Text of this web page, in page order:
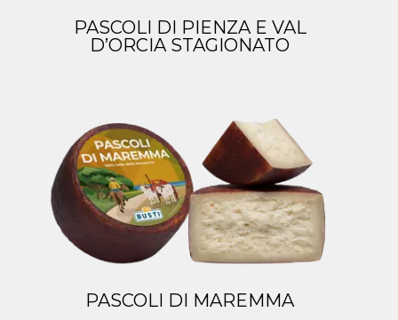
PASCOLI DI PIENZA E VAL
D’ORCIA STAGIONATO
PASCOLI DI MAREMMA